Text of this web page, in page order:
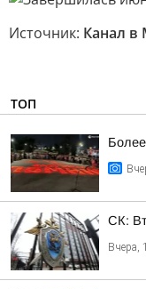
Источник: Канал
ТОП
СК:
Вчера,